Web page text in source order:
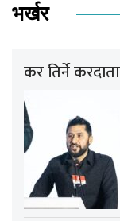
भर्खर
कर तिर्ने